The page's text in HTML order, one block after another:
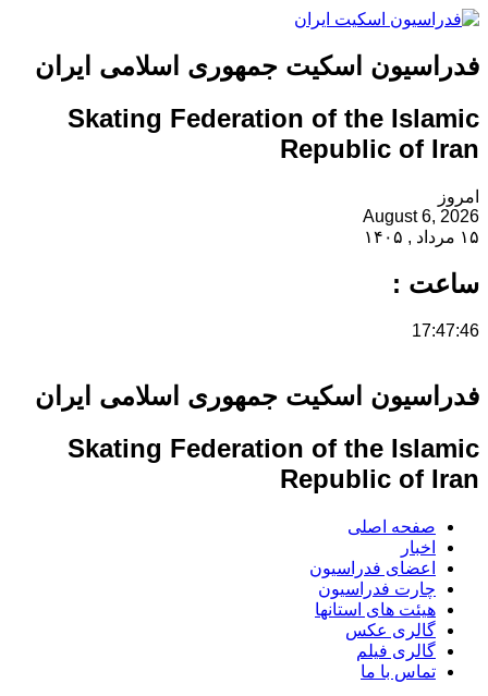
فدراسیون اسکیت جمهوری اسلامی ایران
Skating Federation of the Islamic
Republic of Iran
امروز
August 6, 2026
۱۵ مرداد , ۱۴۰۵
ساعت :
17:47:46
فدراسیون اسکیت جمهوری اسلامی ایران
Skating Federation of the Islamic
Republic of Iran
صفحه اصلی
اخبار
اعضای فدراسیون
چارت فدراسیون
هیئت های استانها
گالری عکس
گالری فیلم
تماس با ما